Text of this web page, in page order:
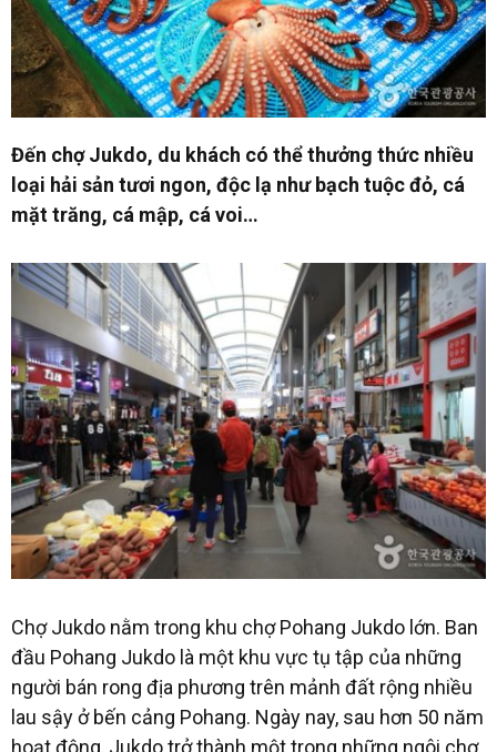
Đến chợ Jukdo, du khách có thể thưởng thức nhiều
loại hải sản tươi ngon, độc lạ như bạch tuộc đỏ, cá
mặt trăng, cá mập, cá voi…
Chợ Jukdo nằm trong khu chợ Pohang Jukdo lớn. Ban
đầu Pohang Jukdo là một khu vực tụ tập của những
người bán rong địa phương trên mảnh đất rộng nhiều
lau sậy ở bến cảng Pohang. Ngày nay, sau hơn 50 năm